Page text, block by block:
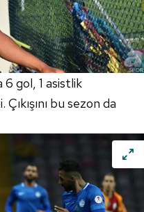
6 gol, 1 asistlik
bu sezon da